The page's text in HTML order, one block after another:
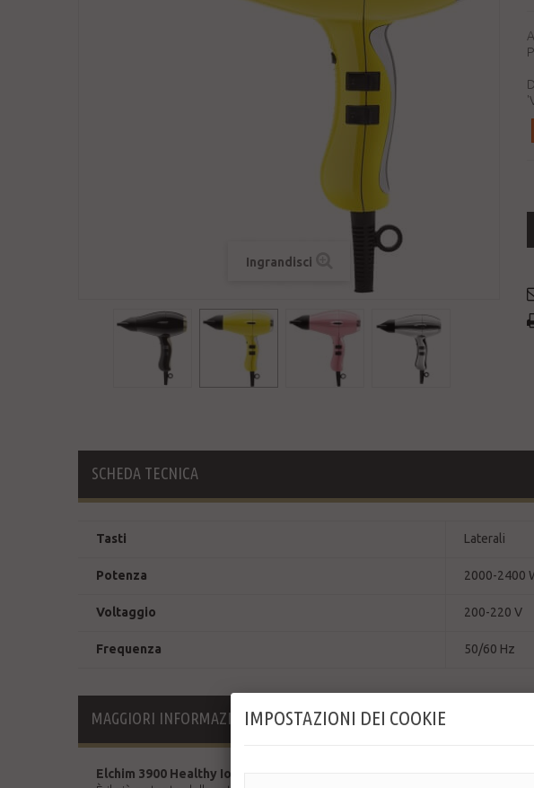
Ingrandisci
SCHEDA TECNICA
Tasti Laterali
Potenza 2000-2400
Voltaggio 200-220 V
Frequenza 50/60 Hz
MAGGIORI INFORMAZIONI
Elchim 3900 Healthy Ionic
IMPOSTAZIONI DEI COOKIE